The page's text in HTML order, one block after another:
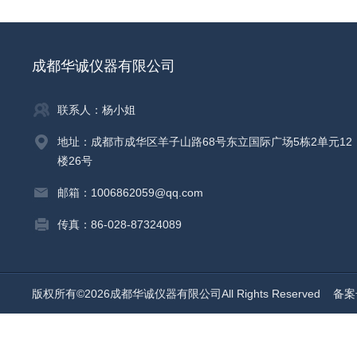
成都华诚仪器有限公司
联系人：杨小姐
地址：成都市成华区羊子山路68号东立国际广场5栋2单元12
楼26号
邮箱：1006862059@qq.com
传真：86-028-87324089
版权所有©2026成都华诚仪器有限公司All Rights Reserved 备